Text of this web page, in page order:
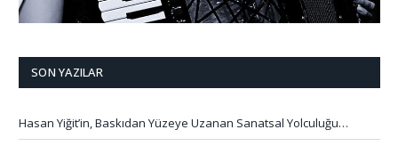
SON YAZILAR
Hasan Yiğit’in, Baskıdan Yüzeye Uzanan Sanatsal Yolculuğu…